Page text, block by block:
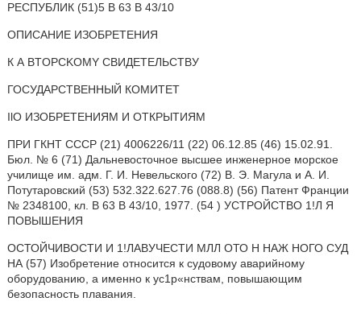
РЕСПУБЛИК (51)5 В 63 В 43/10
ОПИСАНИЕ ИЗОБРЕТЕНИЯ
К А BTOPCKOMY СВИДЕТЕЛЬСТВУ
ГОСУДАРСТВЕННЫЙ КОМИТЕТ
IlO ИЗОБРЕТЕНИЯМ И ОТКРЫТИЯМ
ПРИ ГКНТ СССР (21) 4006226/11 (22) 06.12.85 (46) 15.02.91.
Бюл. № 6 (71) Дальневосточное высшее инженерное морское
училище им. адм. Г. И. Невельского (72) В. Э. Магула и А. И.
Потутаровский (53) 532.322.627.76 (088.8) (56) Патент Франции
№ 2348100, кл. В 63 В 43/10, 1977. (54 ) УСТРОЙСТВО 1!Л Я
ПОВЫШЕНИЯ
ОСТОЙЧИВОСТИ И 1!ЛАВУЧЕСТИ МЛЛ ОТО Н НАЖ НОГО СУД
НА (57) Изобретение относится к судовому аварийному
оборудованию, а именно к ус1р«нствам, повышающим
безопасность плавания.